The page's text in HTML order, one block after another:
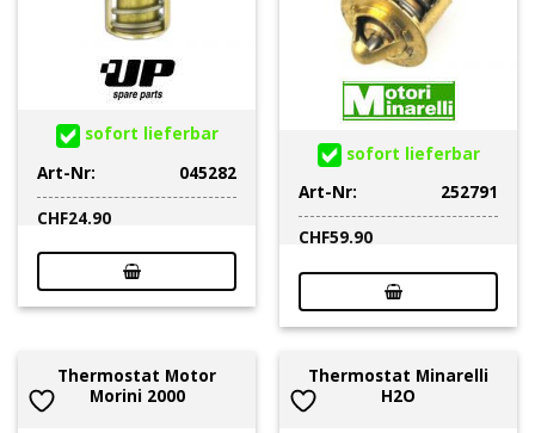
sofort lieferbar
Art-Nr:
045282
CHF24.90
sofort lieferbar
Art-Nr:
252791
CHF59.90
Thermostat Motor
Morini 2000
Thermostat Minarelli
H2O